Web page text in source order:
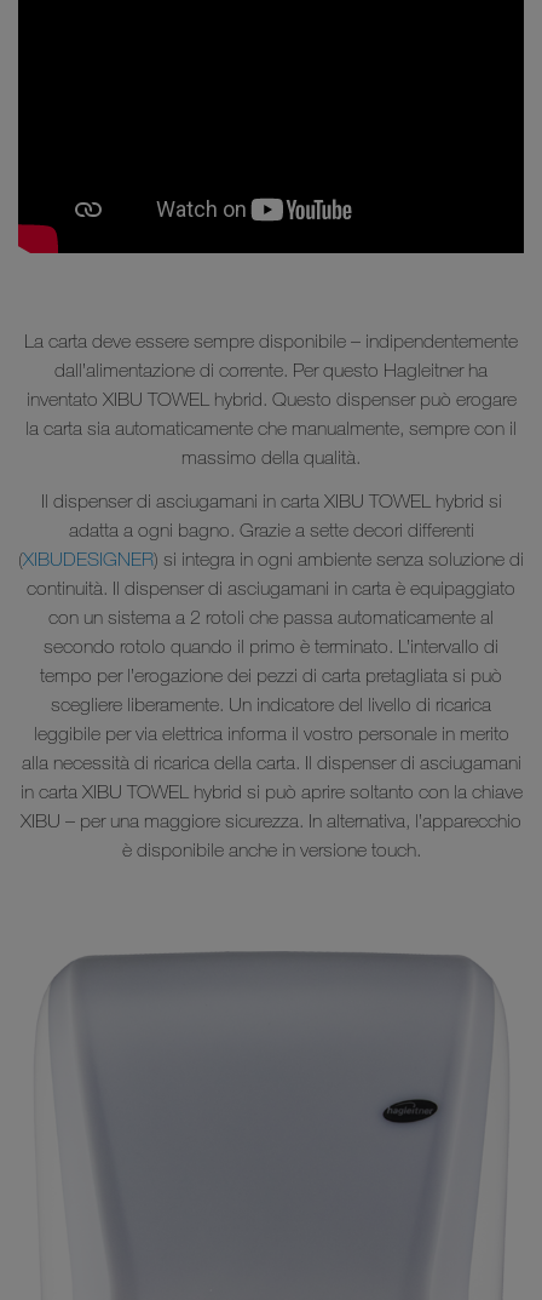
La carta deve essere sempre disponibile – indipendentemente
dall’alimentazione di corrente. Per questo Hagleitner ha
inventato XIBU TOWEL hybrid. Questo dispenser può erogare
la carta sia automaticamente che manualmente, sempre con il
massimo della qualità.
Il dispenser di asciugamani in carta XIBU TOWEL hybrid si
adatta a ogni bagno. Grazie a sette decori differenti
(XIBUDESIGNER) si integra in ogni ambiente senza soluzione di
continuità. Il dispenser di asciugamani in carta è equipaggiato
con un sistema a 2 rotoli che passa automaticamente al
secondo rotolo quando il primo è terminato. L’intervallo di
tempo per l’erogazione dei pezzi di carta pretagliata si può
scegliere liberamente. Un indicatore del livello di ricarica
leggibile per via elettrica informa il vostro personale in merito
alla necessità di ricarica della carta. Il dispenser di asciugamani
in carta XIBU TOWEL hybrid si può aprire soltanto con la chiave
XIBU – per una maggiore sicurezza. In alternativa, l’apparecchio
è disponibile anche in versione touch.